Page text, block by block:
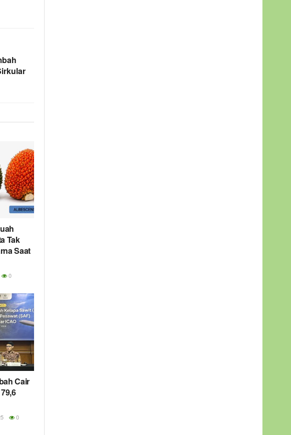
Tak
Saat
0
Cair
0